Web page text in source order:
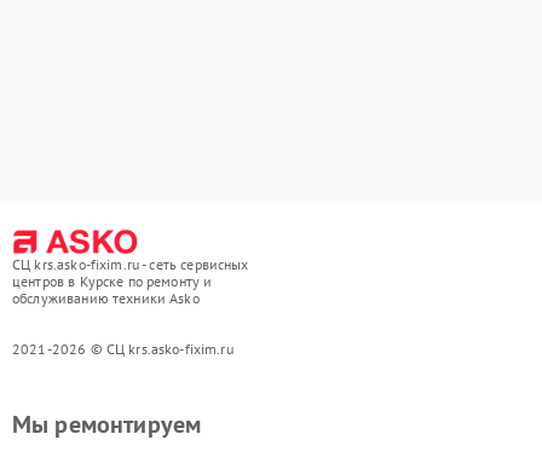
СЦ krs.asko-fixim.ru - сеть сервисных
центров в Курске по ремонту и
обслуживанию техники Asko
2021-2026 © СЦ krs.asko-fixim.ru
Мы ремонтируем